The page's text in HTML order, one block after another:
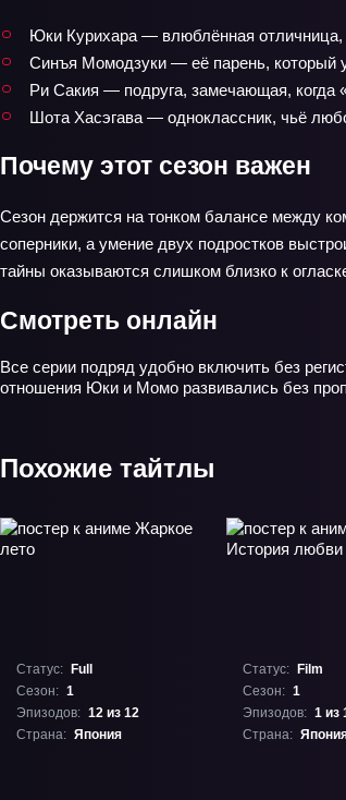
Юки Курихара — влюблённая
Синъя Момодзуки — её парень, который
Ри Сакия — подруга, замечающая, когда
Шота Хасэгава — одноклассник, чьё
Почему этот сезон важен
Сезон держится на тонком балансе между
соперники, а умение двух подростков
тайны оказываются слишком близко к
Смотреть онлайн
Все серии подряд удобно включить без
отношения Юки и Момо развивались без
Похожие тайтлы
Статус:
Full
Сезон: 1
Эпизодов: 12 из 12
Страна: Япония
Статус:
Film
Сезон: 1
Эпизодов: 1 из
Страна: